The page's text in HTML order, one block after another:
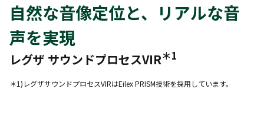
自然な音像定位と、リアルな音
声を実現
レグザ サウンドプロセスVIR＊1
＊1)レグザサウンドプロセスVIRはEilex PRISM技術を採用しています。